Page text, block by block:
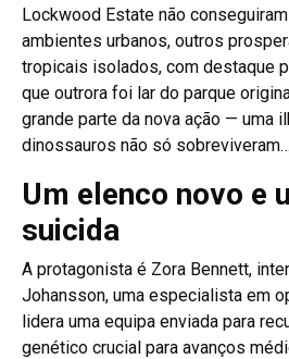
Lockwood Estate não
ambientes urbanos, outros
tropicais isolados, com destaque
que outrora foi lar do parque
grande parte da nova ação — uma
dinossauros não só
Um elenco novo e
suicida
A protagonista é Zora Bennett,
Johansson, uma especialista em
lidera uma equipa enviada para
genético crucial para avanços